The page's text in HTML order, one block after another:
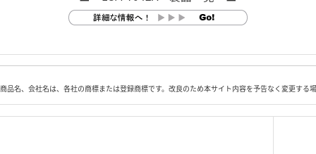
品名、会社名は、各社の商標または登録商標です。改良のため本サイト内容を予告なく変更する場